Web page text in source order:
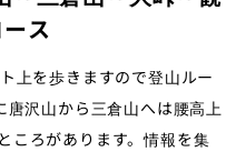
ス
上を歩きますので登山ルー
唐沢山から三倉山へは腰高上
ころがあります。情報を集